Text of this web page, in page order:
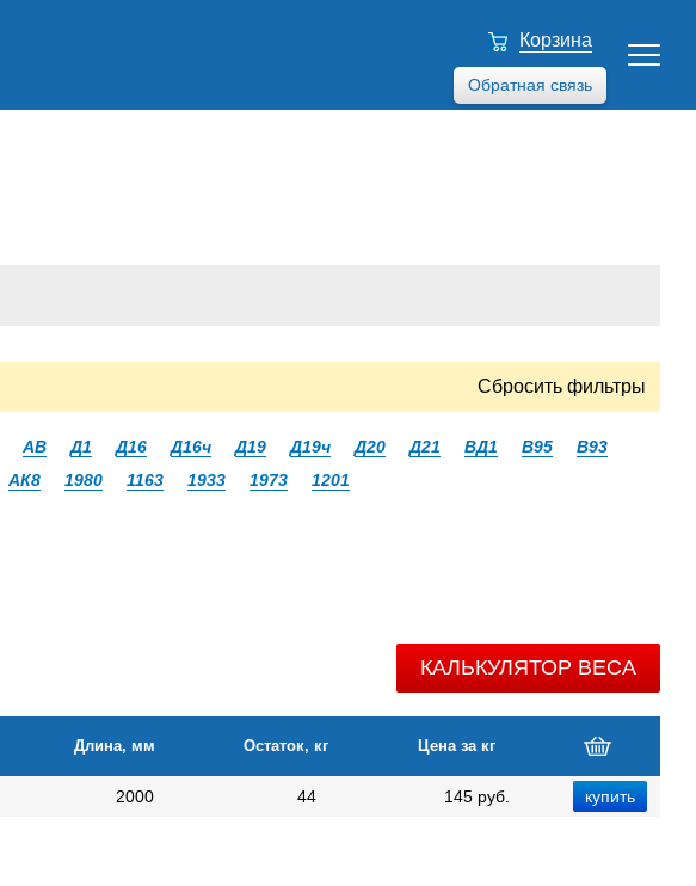
Обратная связь
Корзина
Сбросить фильтры
АВ Д1 Д16 Д16ч Д19 Д19ч Д20 Д21 ВД1 В95
В93
АК8 1980 1163 1933 1973 1201
КАЛЬКУЛЯТОР ВЕСА
Длина, мм Остаток, кг Цена за кг
2000 44 145 руб.